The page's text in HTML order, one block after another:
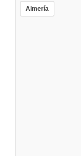
Almería